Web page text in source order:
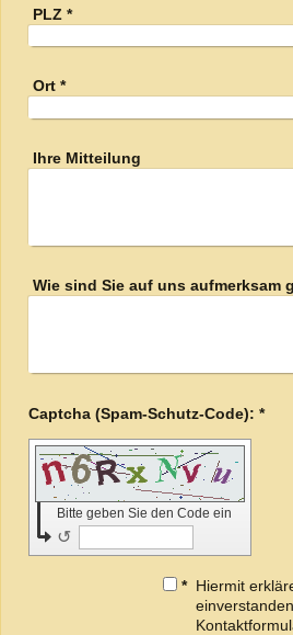
PLZ *
Ort*
Ihre Mitteilung
Wie sind Sie auf uns aufmerksam
Captcha (Spam-Schutz-Code): *
Bitte geben Sie den Code ein
↺
* Hiermit